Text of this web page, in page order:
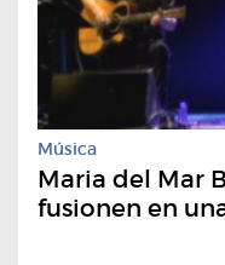
Música
Maria del Mar
fusionen en